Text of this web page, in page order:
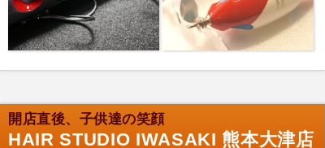
開店直後、子供達の笑顔
HAIR STUDIO IWASAKI 熊本大津店